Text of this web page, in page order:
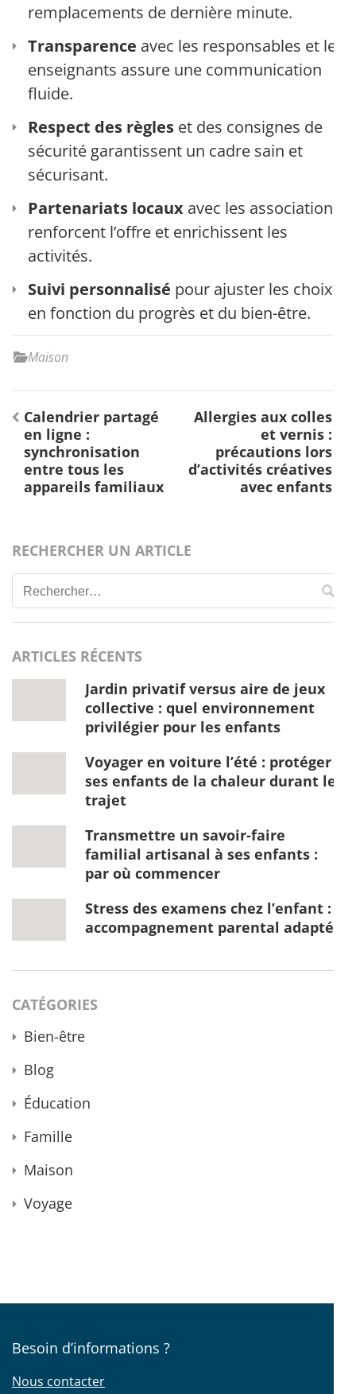
remplacements de dernière minute.
Transparence avec les responsables et les
enseignants assure une communication
fluide.
Respect des règles et des consignes de
sécurité garantissent un cadre sain et
sécurisant.
Partenariats locaux avec les associations
renforcent l’offre et enrichissent les
activités.
Suivi personnalisé pour ajuster les choix
en fonction du progrès et du bien-être.
Maison
Navigation
de
l’article
Calendrier partagé
en ligne :
synchronisation
entre tous les
appareils familiaux
Allergies aux colles
et vernis :
précautions lors
d’activités créatives
avec enfants
RECHERCHER UN ARTICLE
Rechercher :
ARTICLES RÉCENTS
Jardin privatif versus aire de jeux
collective : quel environnement
privilégier pour les enfants
Voyager en voiture l’été : protéger
ses enfants de la chaleur durant le
trajet
Transmettre un savoir-faire
familial artisanal à ses enfants :
par où commencer
Stress des examens chez l’enfant :
accompagnement parental adapté
CATÉGORIES
Bien-être
Blog
Éducation
Famille
Maison
Voyage
Besoin d’informations ?
Nous contacter